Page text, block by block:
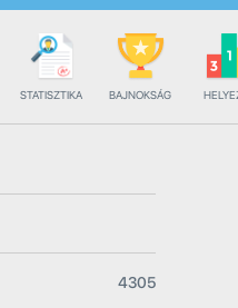
STATISZTIKA BAJNOKSÁG
4305